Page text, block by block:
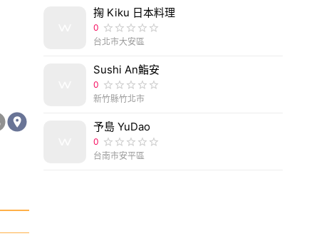
掬 Kiku 日本料理
0
台北市大安區
Sushi An鮨安
0
新竹縣竹北市
予島 YuDao
0
台南市安平區